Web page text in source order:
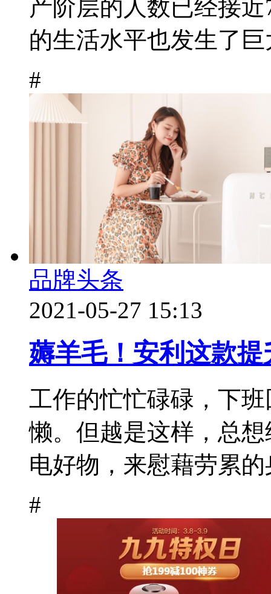
产阶层的人数已经接
的生活水平也发生了巨
#
品牌头条
2021-05-27 15:13
薅羊毛！安利这款
工作的忙忙碌碌，下
懒。但越是这样，总
电好物，来慰藉劳累
#